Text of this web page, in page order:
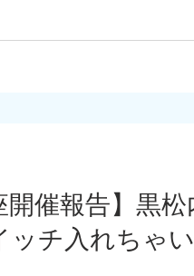
に暮らすコツ講座」
開催報告】黒
ッチ入れちゃ